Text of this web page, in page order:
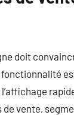
doit
vente,